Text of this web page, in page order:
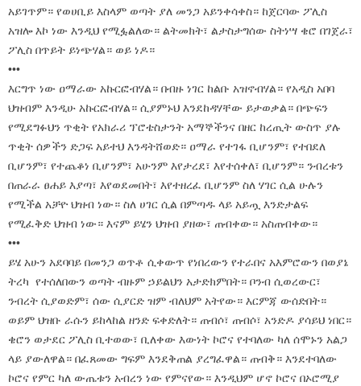
አይገጥም። የወሀቢይ እስላም ወጣት ያለ መንጋ አይንቀሳቀስ። ከጀርባው ፖሊስ
አዝሎ እኮ ነው እንዲህ የሚፏልለው። ልትመክት፣ ልታስታግሰው ስትነሣ ቄሮ በገጀራ፣
ፖሊስ በጥይት ይነጭሃል። ወይ ነዶ።
•••
እርግጥ ነው ዐማራው አኩርፎብሃል። በብዙ ነገር ከልቡ አዝኖብሃል። የአዲስ አበባ
ህዝብም እንዲሁ አኩርፎብሃል። ሲያምኑህ እንደከዳሃቸው ይታወቃል። በጭፍን
የሚደግፉህን ጥቂት የአክራሪ ፕሮቴስታንት አማኞችንና በዘር ከረጢት ውስጥ ያሉ
ጥቂት ሰዎችን ድጋፍ አይተህ እንዳትሸወድ። ዐማራ የተገፋ ቢሆንም፣ የተበደለ
ቢሆንም፣ የተጨቆነ ቢሆንም፣ አሁንም እየታረደ፣ እየተሰቀለ፣ ቢሆንም። ንብረቱን
በጠራራ ፀሐይ እያጣ፣ እየወደመበት፣ እየተዘረፈ ቢሆንም ስለ ሃገር ሲል ሁሉን
የሚችል አቻዮ ህዝብ ነው። ስለ ሀገር ሲል በምጣዱ ላይ አይጧ እንድታልፍ
የሚፈቅድ ህዝብ ነው። እናም ይሄን ህዝብ ያዘው፣ ጠብቀው። አስጠብቀው።
•••
ይሄ አሁን አደባባይ በመንጋ ወጥቶ ሲቀውጥ የነበረውን የተራበና አእምሮውን በወያኔ
ትረካ የተሰለበውን ወጣት ብዙም ኃይልህን አታድክምበት። ቦንብ ሲወረውር፣
ንብረት ሲያወድም፣ ሰው ሲያርድ ዝም ብለህም አትየው። እርምጃ ውሰድበት።
ወይም ህዝቡ ራሱን ይከላከል ዘንድ ፍቀድለት። ጠብሶ፣ ጠብሶ፣ አንድዶ ያሳይህ ነበር።
ቄሮን ወታደር ፖሊስ ቢተወው፣ ቢለቀው እውነት ኮሮና የተባለው ካለ ሰሞኑን አልጋ
ላይ ያውለዋል። በፈጸመው ግፍም እንደቅጠል ያረግፈዋል። ጠብቅ። እንደተባለው
ኮሮና የምር ካለ ውጤቱን አብረን ነው የምናየው። እንዲህም ሆኖ ኮሮና በኦሮሚያ